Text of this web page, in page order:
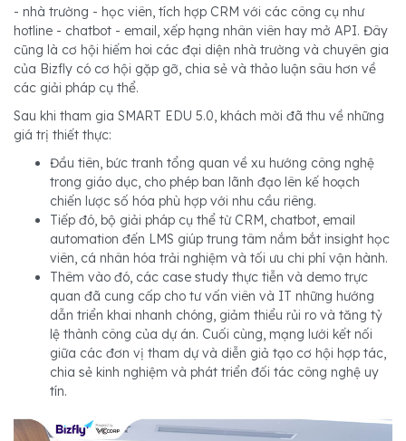
- nhà trường - học viên, tích hợp CRM với các công cụ như
hotline - chatbot - email, xếp hạng nhân viên hay mở API. Đây
cũng là cơ hội hiếm hoi các đại diện nhà trường và chuyên gia
của Bizfly có cơ hội gặp gỡ, chia sẻ và thảo luận sâu hơn về
các giải pháp cụ thể.
Sau khi tham gia SMART EDU 5.0, khách mời đã thu về những
giá trị thiết thực:
Đầu tiên, bức tranh tổng quan về xu hướng công nghệ
trong giáo dục, cho phép ban lãnh đạo lên kế hoạch
chiến lược số hóa phù hợp với nhu cầu riêng.
Tiếp đó, bộ giải pháp cụ thể từ CRM, chatbot, email
automation đến LMS giúp trung tâm nắm bắt insight học
viên, cá nhân hóa trải nghiệm và tối ưu chi phí vận hành.
Thêm vào đó, các case study thực tiễn và demo trực
quan đã cung cấp cho tư vấn viên và IT những hướng
dẫn triển khai nhanh chóng, giảm thiểu rủi ro và tăng tỷ
lệ thành công của dự án. Cuối cùng, mạng lưới kết nối
giữa các đơn vị tham dự và diễn giả tạo cơ hội hợp tác,
chia sẻ kinh nghiệm và phát triển đối tác công nghệ uy
tín.